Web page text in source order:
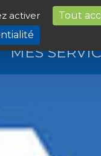
activer Tout
MES